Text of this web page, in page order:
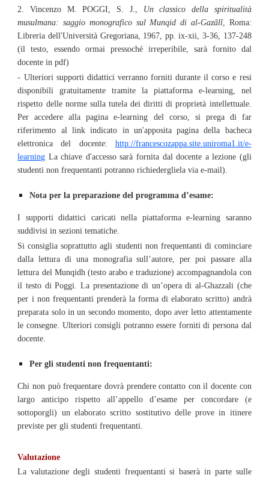
2. Vincenzo M. POGGI, S. J., Un classico della spiritualità
musulmana: saggio monografico sul Munqid di al-Gazâlî, Roma:
Libreria dell'Università Gregoriana, 1967, pp. ix-xii, 3-36, 137-248
(il testo, essendo ormai pressoché irreperibile, sarà fornito dal
docente in pdf)
- Ulteriori supporti didattici verranno forniti durante il corso e resi
disponibili gratuitamente tramite la piattaforma e-learning, nel
rispetto delle norme sulla tutela dei diritti di proprietà intellettuale.
Per accedere alla pagina e-learning del corso, si prega di far
riferimento al link indicato in un'apposita pagina della bacheca
elettronica del docente: http://francescozappa.site.uniroma1.it/e-
learning La chiave d'accesso sarà fornita dal docente a lezione (gli
studenti non frequentanti potranno richiedergliela via e-mail).
Nota per la preparazione del programma d’esame:
I supporti didattici caricati nella piattaforma e-learning saranno
suddivisi in sezioni tematiche.
Si consiglia soprattutto agli studenti non frequentanti di cominciare
dalla lettura di una monografia sull’autore, per poi passare alla
lettura del Munqidh (testo arabo e traduzione) accompagnandola con
il testo di Poggi. La presentazione di un’opera di al-Ghazzali (che
per i non frequentanti prenderà la forma di elaborato scritto) andrà
preparata solo in un secondo momento, dopo aver letto attentamente
le consegne. Ulteriori consigli potranno essere forniti di persona dal
docente.
Per gli studenti non frequentanti:
Chi non può frequentare dovrà prendere contatto con il docente con
largo anticipo rispetto all’appello d’esame per concordare (e
sottoporgli) un elaborato scritto sostitutivo delle prove in itinere
previste per gli studenti frequentanti.
Valutazione
La valutazione degli studenti frequentanti si baserà in parte sulle